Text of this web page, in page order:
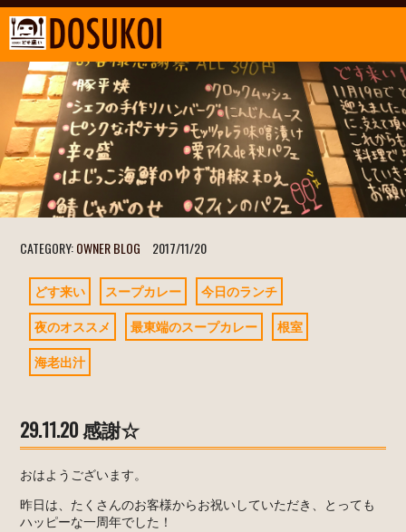
CATEGORY:OWNER BLOG 2017/11/20
どす来い スープカレー
今日のランチ
夜のオススメ
最東端のスープカレー
根室
海老出汁
29.11.20 感謝☆
おはようございます。
昨日は、たくさんのお客様からお祝いしていただき、とっても
ハッピーな一周年でした！